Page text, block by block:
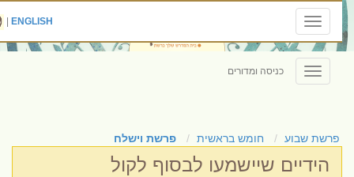
Toggle
navigation
ENGLISH
|
Toggle
navigation
כניסה ומדורים
פרשת שבוע חומש בראשית פרשת וישלח
הידיים שיישמעו לבסוף לקול